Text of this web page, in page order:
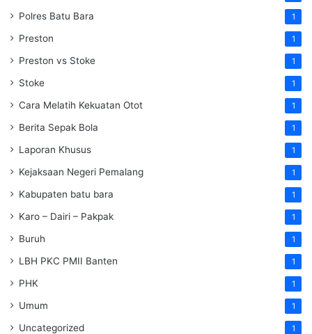
Polres Batu Bara 1
Preston 1
Preston vs Stoke 1
Stoke 1
Cara Melatih Kekuatan Otot 1
Berita Sepak Bola 1
Laporan Khusus 1
Kejaksaan Negeri Pemalang 1
Kabupaten batu bara 1
Karo – Dairi – Pakpak 1
Buruh 1
LBH PKC PMII Banten 1
PHK 1
Umum 1
Uncategorized 1